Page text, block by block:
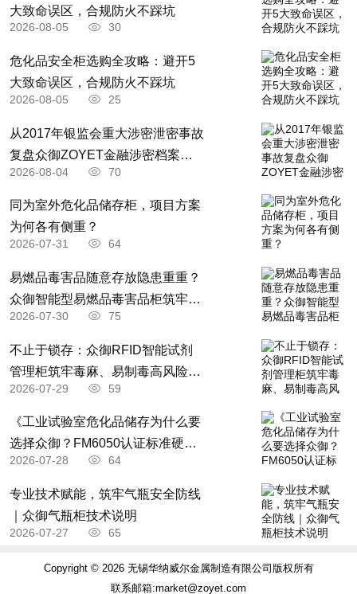
大致命误区，合规防火不踩坑
2026-08-05 30
​危化品安全柜选购全攻略：避开5
大致命误区，合规防火不踩坑
2026-08-05 25
从2017年银监会重大涉密泄密事故
复盘众御ZOYET金融涉密档案耗
材全闭环安防存储升级解决方案
2026-08-04 70
​同为室外危化品储存柜，项目方案
为何各有侧重？
2026-07-31 64
易燃品毒害品随意存放隐患重重？
众御智能型易燃品毒害品柜筑牢全
场景安全防线
2026-07-30 75
不止于锁存：众御RFID智能试剂
管理柜筑牢毒麻、易制毒高风险药
品全流程管控防线
2026-07-29 59
《工业试验室危化品储存为什么要
选择众御？FM6050认证标准硬核
优势全解析》
2026-07-28 64
专业技术赋能，筑牢气瓶安全防线
｜众御气瓶柜技术说明
2026-07-27 65
Copyright © 2026 无锡华纳威尔金属制造有限公司版权所有
联系邮箱:market@zoyet.com